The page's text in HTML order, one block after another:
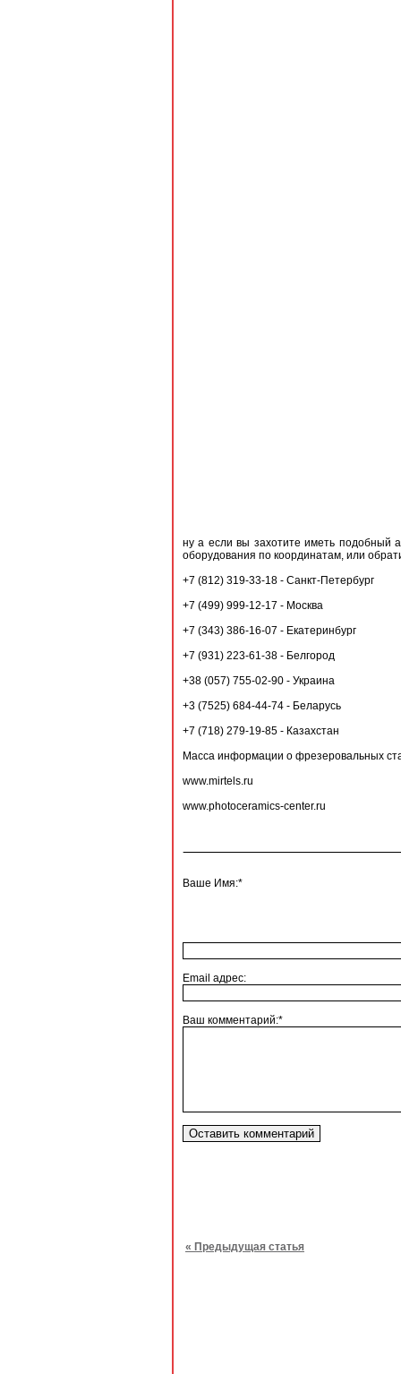
ну а если вы захотите иметь подобный
оборудования по координатам, или
+7 (812) 319-33-18 - Санкт-Петербург
+7 (499) 999-12-17 - Москва
+7 (343) 386-16-07 - Екатеринбург
+7 (931) 223-61-38 - Белгород
+38 (057) 755-02-90 - Украина
+3 (7525) 684-44-74 - Беларусь
+7 (718) 279-19-85 - Казахстан
Масса информации о фрезеровальных
www.mirtels.ru
www.photoceramics-center.ru
Ваше Имя:*
Email адрес:
Ваш комментарий:*
« Предыдущая статья